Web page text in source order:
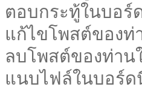
ตอบกระทู้ในบอร์
แก้ไขโพสต์ของท่
ลบโพสต์ของท่าน
แนบไฟล์ในบอร์ด